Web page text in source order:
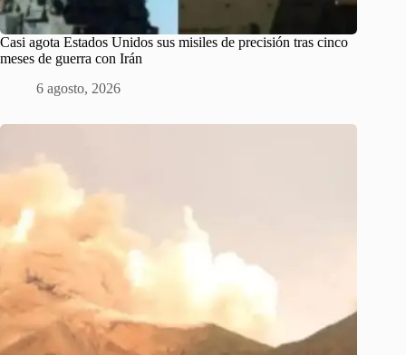
Casi agota Estados Unidos sus misiles de precisión tras cinco
meses de guerra con Irán
6 agosto, 2026